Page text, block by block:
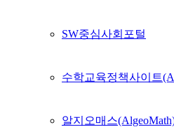
SW중심사회포털
수학교육정책사이트
알지오매스